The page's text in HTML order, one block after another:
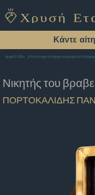
Κάντε
Αρχική Σελίδα Κατάστημα πώλησης κουφωμάτων
Νικητής του
ΠΟΡΤΟΚΑΛΙΔΗΣ